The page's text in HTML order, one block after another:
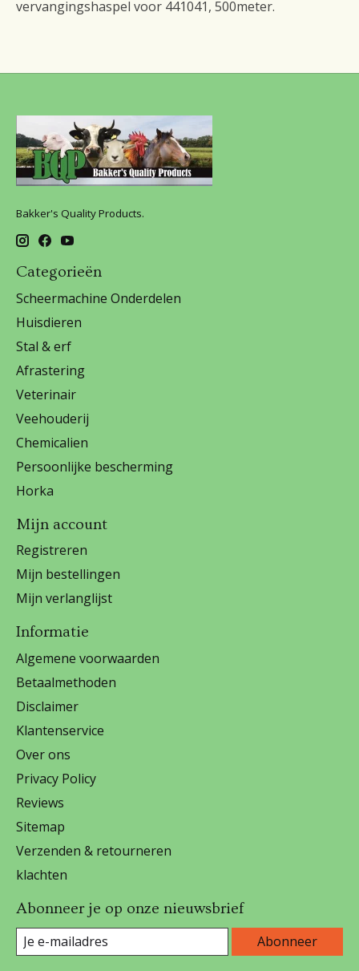
vervangingshaspel voor 441041, 500meter.
Bakker's Quality Products.
Categorieën
Scheermachine Onderdelen
Huisdieren
Stal & erf
Afrastering
Veterinair
Veehouderij
Chemicalien
Persoonlijke bescherming
Horka
Mijn account
Registreren
Mijn bestellingen
Mijn verlanglijst
Informatie
Algemene voorwaarden
Betaalmethoden
Disclaimer
Klantenservice
Over ons
Privacy Policy
Reviews
Sitemap
Verzenden & retourneren
klachten
Abonneer je op onze nieuwsbrief
Abonneer